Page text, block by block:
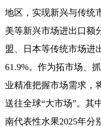
地区，实现新兴与传统
美等新兴市场进出口额
盟、日本等传统市场进
61.9%。作为拓市场、
业精准把握市场需求，
送往全球“大市场”。其
南代表性水果2025年分